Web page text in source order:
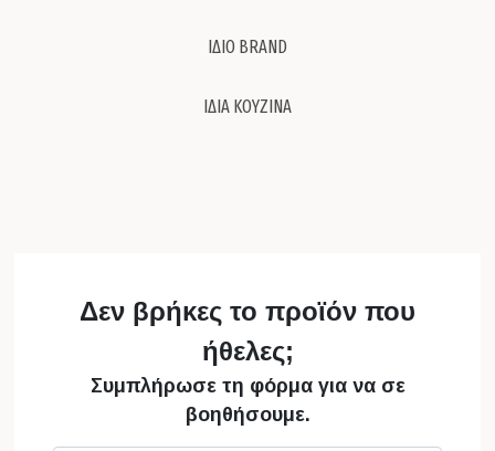
ΙΔΙΟ BRAND
ΙΔΙΑ ΚΟΥΖΙΝΑ
Δεν βρήκες το προϊόν που
ήθελες;
Συμπλήρωσε τη φόρμα για να σε
βοηθήσουμε.